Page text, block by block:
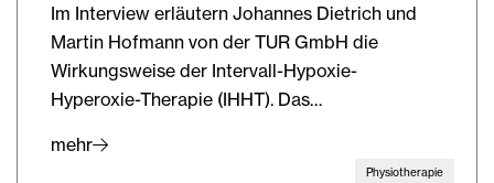
Im Interview erläutern Johannes Dietrich und
Martin Hofmann von der TUR GmbH die
Wirkungsweise der Intervall-Hypoxie-
Hyperoxie-Therapie (IHHT). Das…
mehr
Physiotherapie